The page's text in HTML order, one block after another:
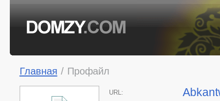
Главная / Профайл
URL: